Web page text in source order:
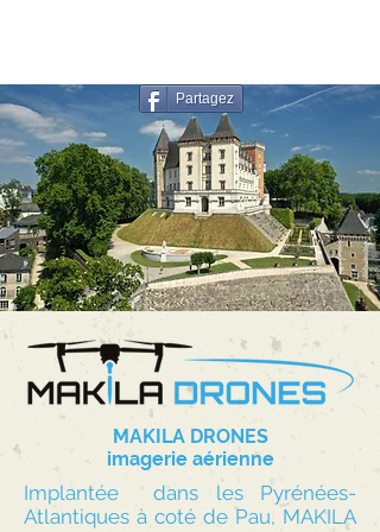
Partagez
MAKILA DRONES
imagerie aérienne
Implantée dans les Pyrénées-
Atlantiques à coté de Pau, MAKILA